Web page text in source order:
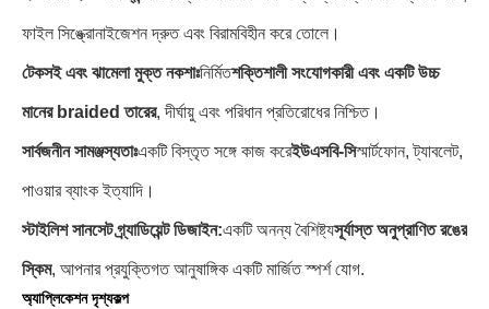
ফাইল সিঙ্ক্রোনাইজেশন দ্রুত এবং বিরামবিহীন করে তোলে।
টেকসই এবং ঝামেলা মুক্ত নকশাঃনির্মিতশক্তিশালী সংযোগকারী এবং একটি উচ্চ
মানের braided তারের, দীর্ঘায়ু এবং পরিধান প্রতিরোধের নিশ্চিত।
সার্বজনীন সামঞ্জস্যতাঃএকটি বিস্তৃত সঙ্গে কাজ করেইউএসবি-সিস্মার্টফোন, ট্যাবলেট,
পাওয়ার ব্যাংক ইত্যাদি।
স্টাইলিশ সানসেট গ্র্যাডিয়েন্ট ডিজাইন:একটি অনন্য বৈশিষ্ট্যসূর্যাস্ত অনুপ্রাণিত রঙের
স্কিম, আপনার প্রযুক্তিগত আনুষাঙ্গিক একটি মার্জিত স্পর্শ যোগ.
অ্যাপ্লিকেশন দৃশ্যকল্প